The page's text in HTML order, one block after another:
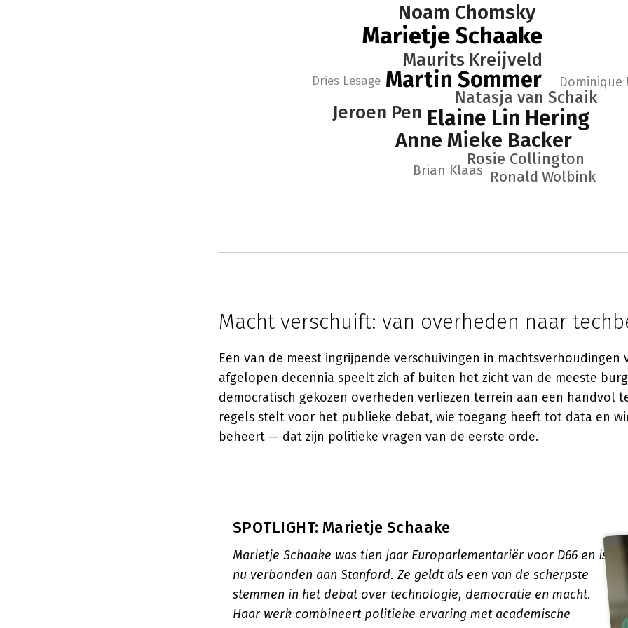
Marietje Schaake
Martin Sommer
Elaine Lin Hering
Anne Mieke Backer
Noam Chomsky
Jeroen Pen
Maurits Kreijveld
Natasja van Schaik
Rosie Collington
Ronald Wolbink
Brian Klaas
Dominique
Dries Lesage
Macht verschuift: van overheden naar
Een van de meest ingrijpende verschuivingen in machtsverhoudingen
afgelopen decennia speelt zich af buiten het zicht van de meeste
democratisch gekozen overheden verliezen terrein aan een handvol
regels stelt voor het publieke debat, wie toegang heeft tot data en
beheert — dat zijn politieke vragen van de eerste orde.
SPOTLIGHT: Marietje Schaake
Marietje Schaake was tien jaar Europarlementariër voor D66 en is
nu verbonden aan Stanford. Ze geldt als een van de scherpste
stemmen in het debat over technologie, democratie en macht.
Haar werk combineert politieke ervaring met academische